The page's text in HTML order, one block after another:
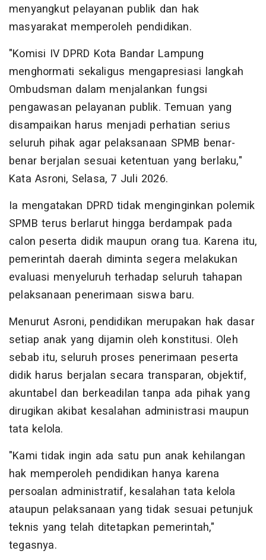
menyangkut pelayanan publik dan hak
masyarakat memperoleh pendidikan.
"Komisi IV DPRD Kota Bandar Lampung
menghormati sekaligus mengapresiasi langkah
Ombudsman dalam menjalankan fungsi
pengawasan pelayanan publik. Temuan yang
disampaikan harus menjadi perhatian serius
seluruh pihak agar pelaksanaan SPMB benar-
benar berjalan sesuai ketentuan yang berlaku,"
Kata Asroni, Selasa, 7 Juli 2026.
Ia mengatakan DPRD tidak menginginkan polemik
SPMB terus berlarut hingga berdampak pada
calon peserta didik maupun orang tua. Karena itu,
pemerintah daerah diminta segera melakukan
evaluasi menyeluruh terhadap seluruh tahapan
pelaksanaan penerimaan siswa baru.
Menurut Asroni, pendidikan merupakan hak dasar
setiap anak yang dijamin oleh konstitusi. Oleh
sebab itu, seluruh proses penerimaan peserta
didik harus berjalan secara transparan, objektif,
akuntabel dan berkeadilan tanpa ada pihak yang
dirugikan akibat kesalahan administrasi maupun
tata kelola.
"Kami tidak ingin ada satu pun anak kehilangan
hak memperoleh pendidikan hanya karena
persoalan administratif, kesalahan tata kelola
ataupun pelaksanaan yang tidak sesuai petunjuk
teknis yang telah ditetapkan pemerintah,"
tegasnya.